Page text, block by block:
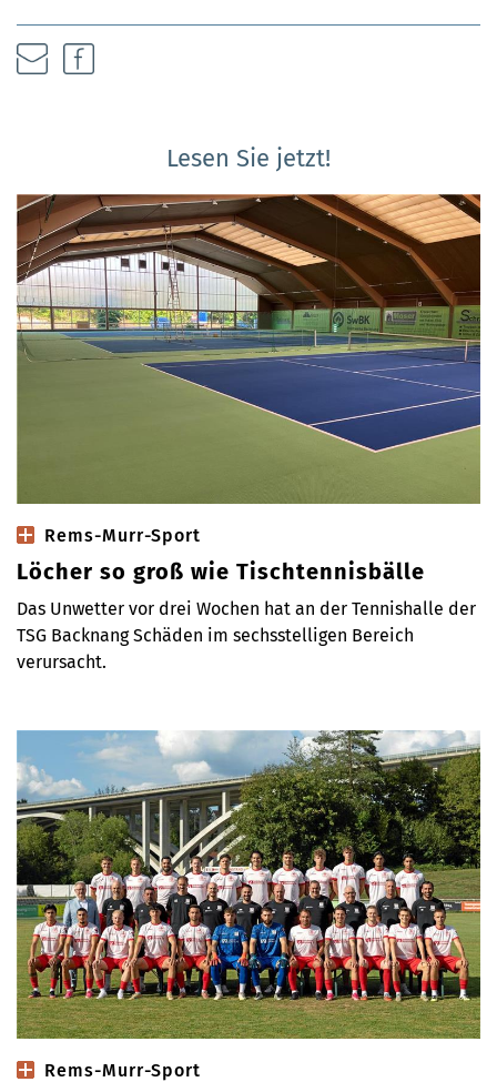
Lesen Sie jetzt!
Rems-Murr-Sport
Löcher so groß wie Tischtennisbälle
Das Unwetter vor drei Wochen hat an der Tennishalle der
TSG Backnang Schäden im sechsstelligen Bereich
verursacht.
Rems-Murr-Sport